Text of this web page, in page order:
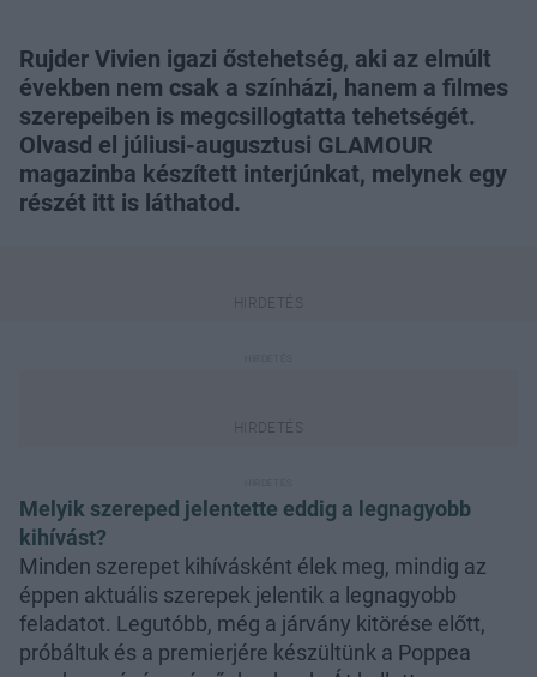
Rujder Vivien igazi őstehetség, aki az elmúlt
években nem csak a színházi, hanem a filmes
szerepeiben is megcsillogtatta tehetségét.
Olvasd el júliusi-augusztusi GLAMOUR
magazinba készített interjúnkat, melynek egy
részét itt is láthatod.
Melyik szereped jelentette eddig a legnagyobb
kihívást?
Minden szerepet kihívásként élek meg, mindig az
éppen aktuális szerepek jelentik a legnagyobb
feladatot. Legutóbb, még a járvány kitörése előtt,
próbáltuk és a premierjére készültünk a Poppea